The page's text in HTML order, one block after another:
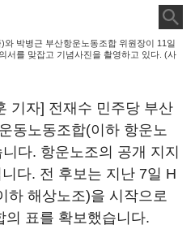
박병근 부산항운노동조합 위원장이 11일
서를 맞잡고 기념사진을 촬영하고 있다. (사
기자] 전재수 민주당 부산
동노동조합(이하 항운노
다. 항운노조의 공개 지지
다. 전 후보는 지난 7일 H
하 해상노조)을 시작으로
의 표를 확보했습니다.